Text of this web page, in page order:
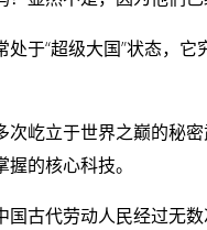
次屹立于世界之巅的秘
的核心科技。
国古代劳动人民经过无